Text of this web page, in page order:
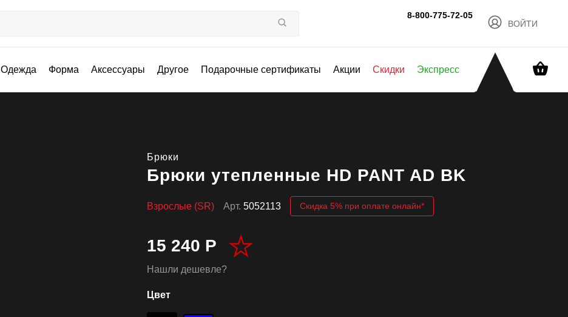
8-800-775-72-05
ВОЙТИ
Одежда Форма Аксессуары Другое Подарочные сертификаты Акции Скидки Экспресс
Брюки
Брюки утепленные HD PANT AD BK
Взрослые (SR) Арт. 5052113 Скидка 5% при оплате онлайн*
15 240 Р
Нашли дешевле?
Цвет